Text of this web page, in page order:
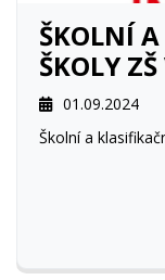
ŠKOLNÍ
ŠKOLY
01.09.2024
Školní a